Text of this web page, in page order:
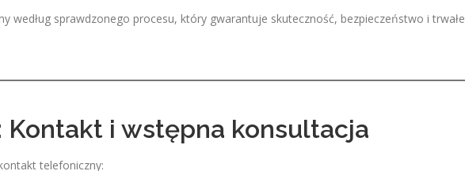
według sprawdzonego procesu, który gwarantuje skuteczność, bezpieczeństwo i trwałe
Kontakt i wstępna konsultacja
telefoniczny: